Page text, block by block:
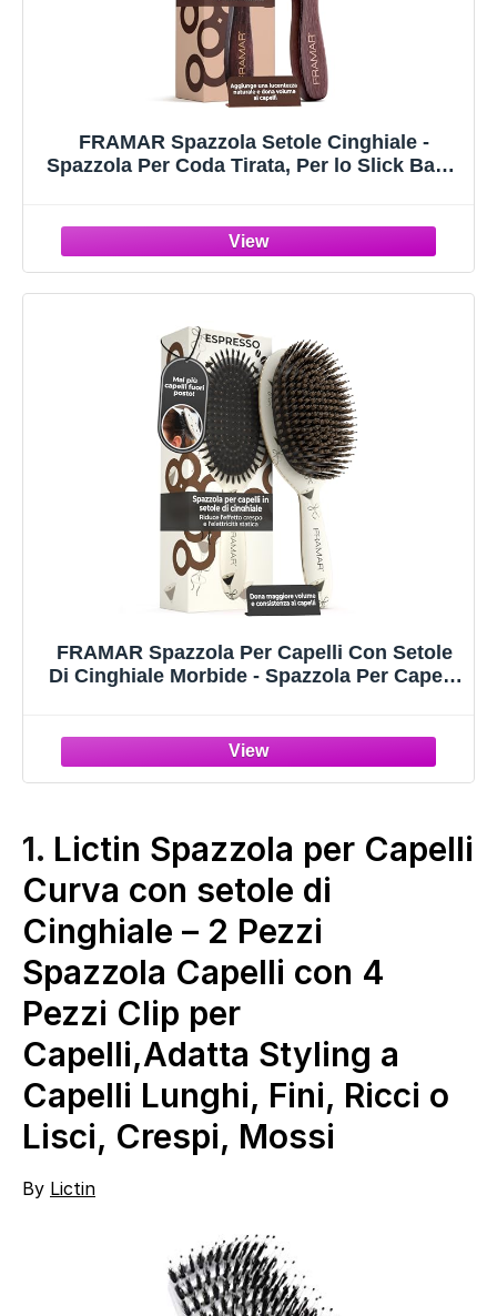
FRAMAR Spazzola Setole Cinghiale -
Spazzola Per Coda Tirata, Per lo Slick Back,
FRAMAR Spazzola Per Capelli Con Setole
Di Cinghiale Morbide - Spazzola Per Capelli
Capelli Fini - Espresso
1. Lictin Spazzola per Capelli
Curva con setole di
Cinghiale – 2 Pezzi
Spazzola Capelli con 4
Pezzi Clip per
Capelli,Adatta Styling a
Capelli Lunghi, Fini, Ricci o
Lisci, Crespi, Mossi
By Lictin